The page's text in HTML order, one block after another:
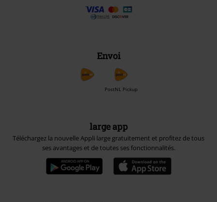
Envoi
PostNL Pickup
large app
Téléchargez la nouvelle Appli large gratuitement et profitez de tous
ses avantages et de toutes ses fonctionnalités.